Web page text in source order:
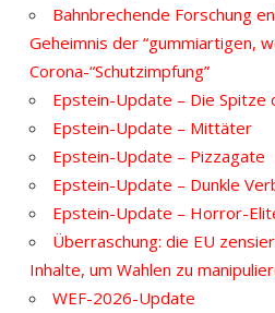
Bahnbrechende Forschung
Geheimnis der “gummiartigen,
Corona-“Schutzimpfung”
Epstein-Update – Die Spitze
Epstein-Update – Mittäter
Epstein-Update – Pizzagate
Epstein-Update – Dunkle
Epstein-Update – Horror-
Überraschung: die EU
Inhalte, um Wahlen zu
WEF-2026-Update